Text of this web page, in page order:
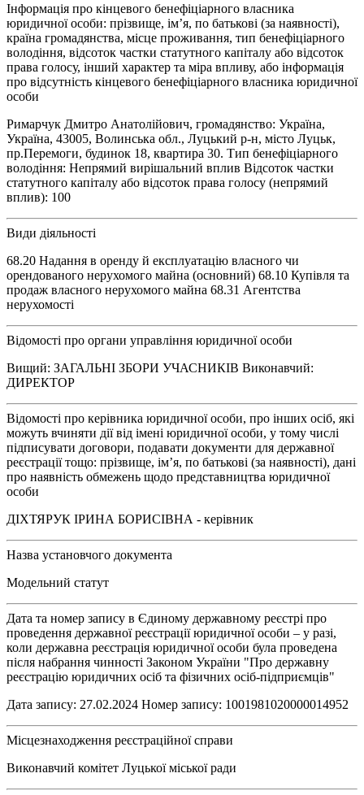
Інформація про кінцевого бенефіціарного власника
юридичної особи: прізвище, ім’я, по батькові (за наявності),
країна громадянства, місце проживання, тип бенефіціарного
володіння, відсоток частки статутного капіталу або відсоток
права голосу, інший характер та міра впливу, або інформація
про відсутність кінцевого бенефіціарного власника юридичної
особи
Римарчук Дмитро Анатолійович, громадянство: Україна,
Україна, 43005, Волинська обл., Луцький р-н, місто Луцьк,
пр.Перемоги, будинок 18, квартира 30. Тип бенефіціарного
володіння: Непрямий вирішальний вплив Відсоток частки
статутного капіталу або відсоток права голосу (непрямий
вплив): 100
Види діяльності
68.20 Надання в оренду й експлуатацію власного чи
орендованого нерухомого майна (основний) 68.10 Купівля та
продаж власного нерухомого майна 68.31 Агентства
нерухомості
Відомості про органи управління юридичної особи
Вищий: ЗАГАЛЬНІ ЗБОРИ УЧАСНИКІВ Виконавчий:
ДИРЕКТОР
Відомості про керівника юридичної особи, про інших осіб, які
можуть вчиняти дії від імені юридичної особи, у тому числі
підписувати договори, подавати документи для державної
реєстрації тощо: прізвище, ім’я, по батькові (за наявності), дані
про наявність обмежень щодо представництва юридичної
особи
ДІХТЯРУК ІРИНА БОРИСІВНА - керівник
Назва установчого документа
Модельний статут
Дата та номер запису в Єдиному державному реєстрі про
проведення державної реєстрації юридичної особи – у разі,
коли державна реєстрація юридичної особи була проведена
після набрання чинності Законом України "Про державну
реєстрацію юридичних осіб та фізичних осіб-підприємців"
Дата запису: 27.02.2024 Номер запису: 1001981020000014952
Місцезнаходження реєстраційної справи
Виконавчий комітет Луцької міської ради